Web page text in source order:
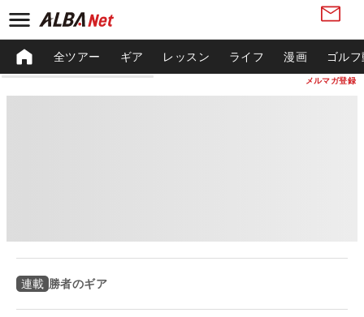
メルマガ登録
全ツアー ギア レッスン ライフ 漫画 ゴル
連載 勝者のギア